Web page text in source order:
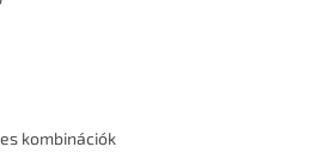
kombinációk